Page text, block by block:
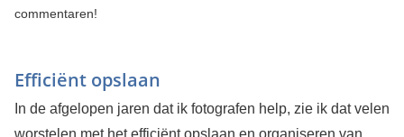
commentaren!
Efficiënt opslaan
In de afgelopen jaren dat ik fotografen help, zie ik dat velen